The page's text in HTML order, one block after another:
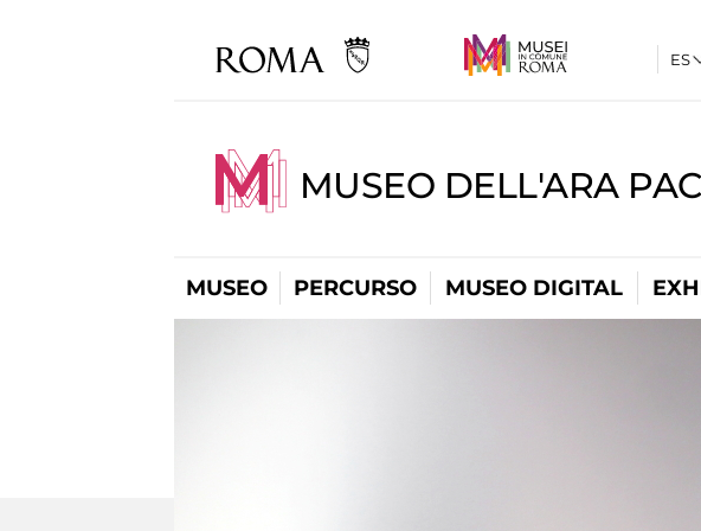
MUSEO DELL'ARA
MUSEO PERCURSO MUSEO DIGITAL